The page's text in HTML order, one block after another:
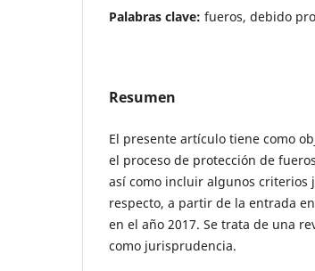
Palabras clave: fueros, debido
Resumen
El presente artículo tiene como
el proceso de protección de
así como incluir algunos
respecto, a partir de la entrada
en el año 2017. Se trata de una
como jurisprudencia.